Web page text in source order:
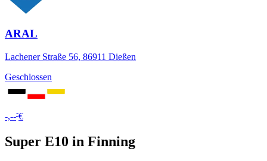
ARAL
Lachener Straße 56, 86911 Dießen
Geschlossen
-,---€
Super E10 in Finning